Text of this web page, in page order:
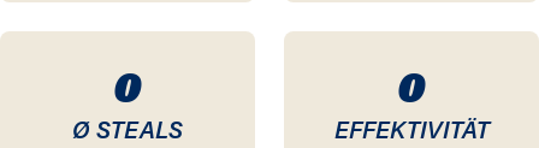
0
Ø STEALS
0
EFFEKTIVITÄT